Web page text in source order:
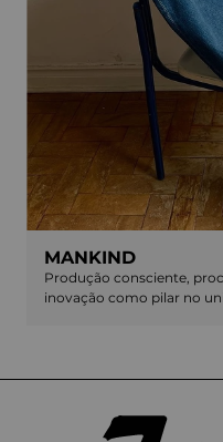
MANKIND
Produção consciente,
inovação como pilar no